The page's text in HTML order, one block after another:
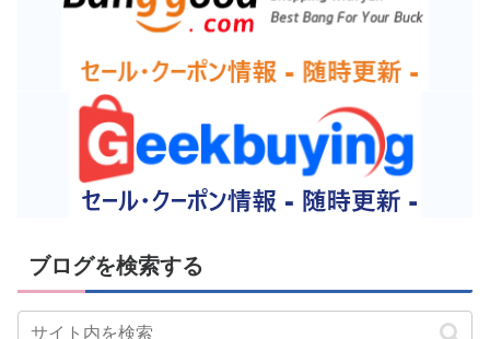
ブログを検索する